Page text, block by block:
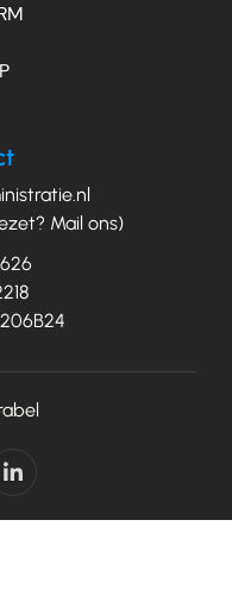
Mail ons)
